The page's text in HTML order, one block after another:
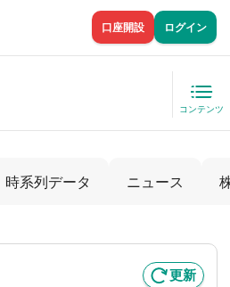
口座開設 ログイン
コンテンツ
時系列データ ニュース
更新